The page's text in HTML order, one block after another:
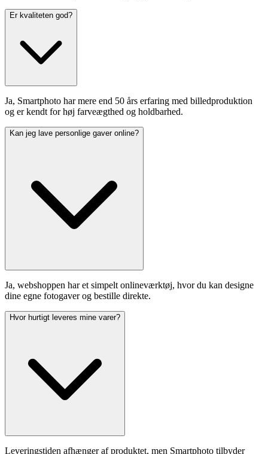
Er kvaliteten god?
Ja, Smartphoto har mere end 50 års erfaring med billedproduktion
og er kendt for høj farveægthed og holdbarhed.
Kan jeg lave personlige gaver online?
Ja, webshoppen har et simpelt onlineværktøj, hvor du kan designe
dine egne fotogaver og bestille direkte.
Hvor hurtigt leveres mine varer?
Leveringstiden afhænger af produktet, men Smartphoto tilbyder